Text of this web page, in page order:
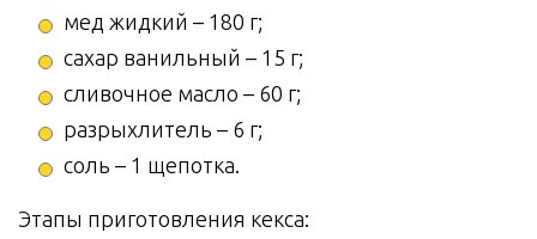
мед жидкий – 180 г;
сахар ванильный – 15 г;
сливочное масло – 60 г;
разрыхлитель – 6 г;
соль – 1 щепотка.
Этапы приготовления кекса: